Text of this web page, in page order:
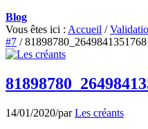
Blog
Vous êtes ici : Accueil /
#7 /
14/01/2020/parLes créants